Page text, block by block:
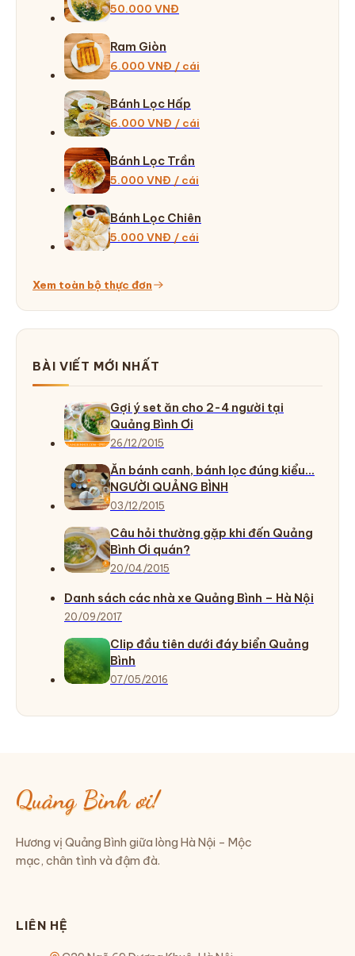
50.000 VNĐ
Ram Giòn
6.000 VNĐ / cái
Bánh Lọc Hấp
6.000 VNĐ / cái
Bánh Lọc Trần
5.000 VNĐ / cái
Bánh Lọc Chiên
5.000 VNĐ / cái
Xem toàn bộ thực đơn
BÀI VIẾT MỚI NHẤT
Gợi ý set ăn cho 2-4 người tại
Quảng Bình Ơi
26/12/2015
Ăn bánh canh, bánh lọc đúng kiểu…
NGƯỜI QUẢNG BÌNH
03/12/2015
Câu hỏi thường gặp khi đến Quảng
Bình Ơi quán?
20/04/2015
Danh sách các nhà xe Quảng Bình – Hà Nội
20/09/2017
Clip đầu tiên dưới đáy biển Quảng
Bình
07/05/2016
Quảng Bình ơi!
Hương vị Quảng Bình giữa lòng Hà Nội – Mộc
mạc, chân tình và đậm đà.
LIÊN HỆ